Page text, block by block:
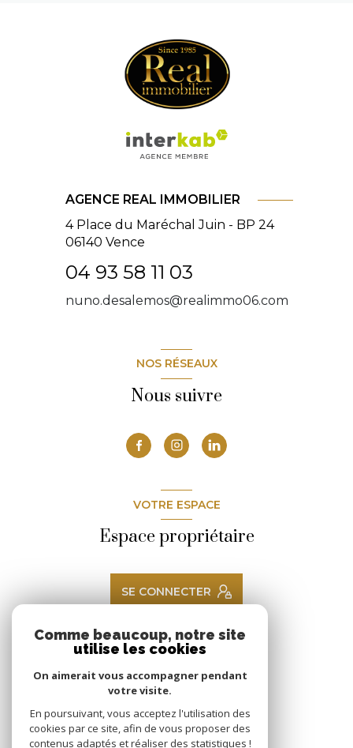
AGENCE REAL IMMOBILIER
4 Place du Maréchal Juin - BP 24
06140 Vence
04 93 58 11 03
nuno.desalemos@realimmo06.com
NOS RÉSEAUX
Nous suivre
VOTRE ESPACE
Espace propriétaire
SE CONNECTER
ADHÉRENTS
Nous adhérons
Comme beaucoup, notre site
utilise les cookies
On aimerait vous accompagner pendant
votre visite.
En poursuivant, vous acceptez l'utilisation des
cookies par ce site, afin de vous proposer des
contenus adaptés et réaliser des statistiques !